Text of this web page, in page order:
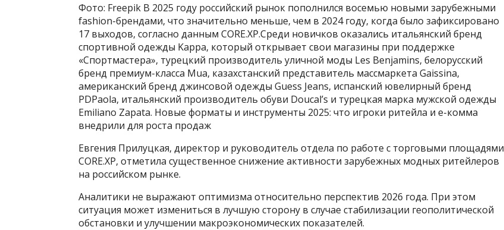
Фото: Freepik В 2025 году российский рынок пополнился восемью новыми зарубежными
fashion-брендами, что значительно меньше, чем в 2024 году, когда было зафиксировано
17 выходов, согласно данным CORE.XP.Среди новичков оказались итальянский бренд
спортивной одежды Kappa, который открывает свои магазины при поддержке
«Спортмастера», турецкий производитель уличной моды Les Benjamins, белорусский
бренд премиум-класса Mua, казахстанский представитель массмаркета Gaissina,
американский бренд джинсовой одежды Guess Jeans, испанский ювелирный бренд
PDPaola, итальянский производитель обуви Doucal’s и турецкая марка мужской одежды
Emiliano Zapata. Новые форматы и инструменты 2025: что игроки ритейла и е-комма
внедрили для роста продаж
Евгения Прилуцкая, директор и руководитель отдела по работе с торговыми площадями
CORE.XP, отметила существенное снижение активности зарубежных модных ритейлеров
на российском рынке.
Аналитики не выражают оптимизма относительно перспектив 2026 года. При этом
ситуация может измениться в лучшую сторону в случае стабилизации геополитической
обстановки и улучшении макроэкономических показателей.